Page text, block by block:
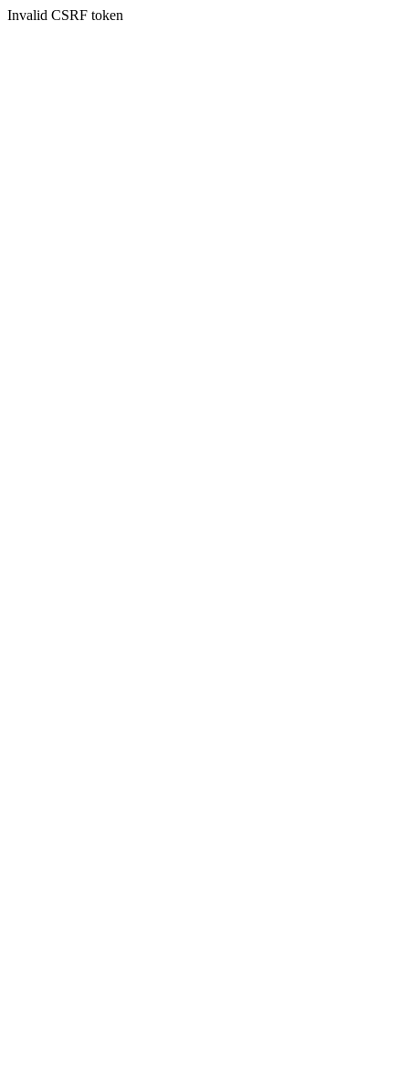
Invalid CSRF token